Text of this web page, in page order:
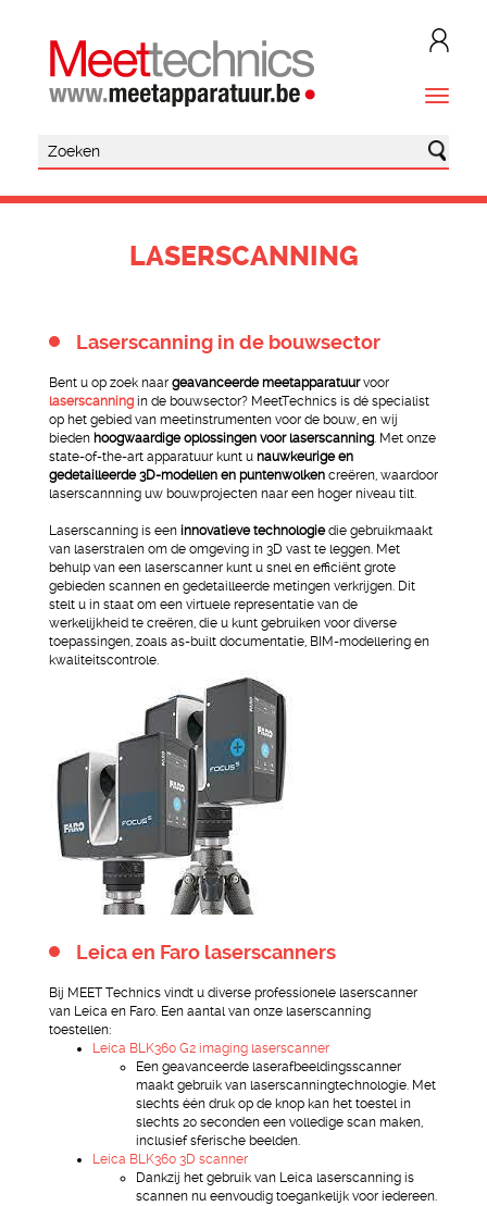
LASERSCANNING
Laserscanning in de bouwsector
Bent u op zoek naar geavanceerde meetapparatuurvoor
laserscanning in de bouwsector? MeetTechnics is dé specialist
op het gebied van meetinstrumenten voor de bouw, en wij
bieden hoogwaardige oplossingen voor laserscanning. Met onze
state-of-the-art apparatuur kunt u nauwkeurige en
gedetailleerde 3D-modellen en puntenwolken creëren, waardoor
laserscannning uw bouwprojecten naar een hoger niveau tilt.
Laserscanning is een innovatieve technologiedie gebruikmaakt
van laserstralen om de omgeving in 3D vast te leggen. Met
behulp van een laserscanner kunt u snel en efficiënt grote
gebieden scannen en gedetailleerde metingen verkrijgen. Dit
stelt u in staat om een virtuele representatie van de
werkelijkheid te creëren, die u kunt gebruiken voor diverse
toepassingen, zoals as-built documentatie, BIM-modellering en
kwaliteitscontrole.
Leica en Faro laserscanners
Bij MEET Technics vindt u diverse professionele laserscanner
van Leica en Faro. Een aantal van onze laserscanning
toestellen:
Leica BLK360 G2 imaging laserscanner
Een geavanceerde laserafbeeldingsscanner
maakt gebruik van laserscanningtechnologie. Met
slechts één druk op de knop kan het toestel in
slechts 20 seconden een volledige scan maken,
inclusief sferische beelden.
Leica BLK360 3D scanner
Dankzij het gebruik van Leica laserscanning is
scannen nu eenvoudig toegankelijk voor iedereen.